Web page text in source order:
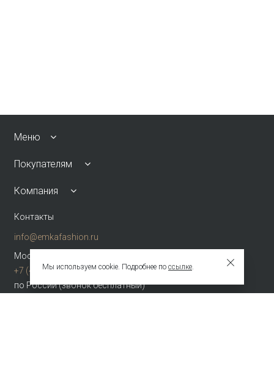
Меню
Покупателям
Компания
Контакты
info@emkafashion.ru
Москва и область
+7 (495) 787-24-90
по России (звонок бесплатный)
Мы используем cookie. Подробнее по ссылке